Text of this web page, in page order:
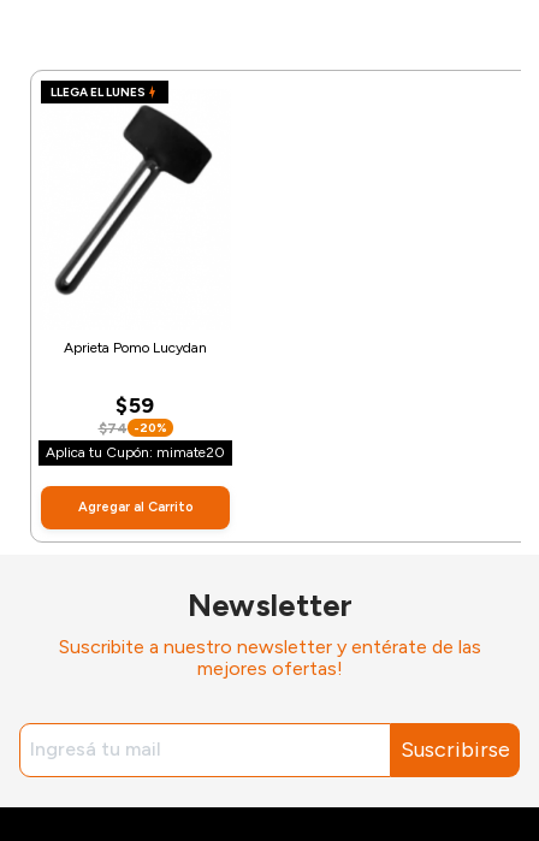
LLEGA EL LUNES
Aprieta Pomo Lucydan
$59
$74 -20%
Aplica tu Cupón: mimate20
Agregar al Carrito
Newsletter
Suscribite a nuestro newsletter y entérate de las
mejores ofertas!
Suscribirse